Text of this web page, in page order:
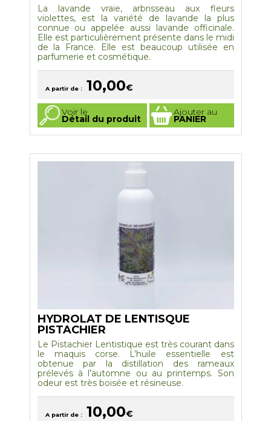
La lavande vraie, arbrisseau aux fleurs
violettes, est la variété de lavande la plus
connue ou appelée aussi lavande officinale.
Elle est particulièrement présente dans le midi
de la France. Elle est beaucoup utilisée en
parfumerie et cosmétique.
A partir de : 10,00€
Voir le
Détail du produit
Ajouter au
PANIER
Ce
produit
a
plusieurs
options
HYDROLAT DE LENTISQUE
PISTACHIER
Le Pistachier Lentistique est très courant dans
le maquis corse. L’huile essentielle est
obtenue par la distillation des rameaux
prélevés à l’automne ou au printemps. Son
odeur est très boisée et résineuse.
A partir de : 10,00€